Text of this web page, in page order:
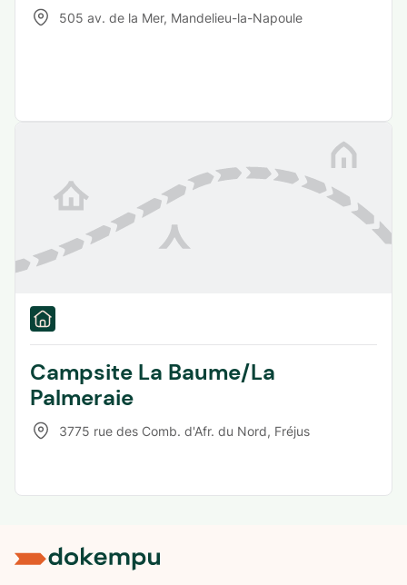
505 av. de la Mer, Mandelieu-la-Napoule
Campsite La Baume/La
Palmeraie
3775 rue des Comb. d'Afr. du Nord, Fréjus